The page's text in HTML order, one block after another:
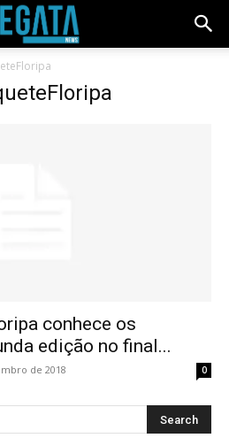
conhece os
edição no final...
de 2018 0